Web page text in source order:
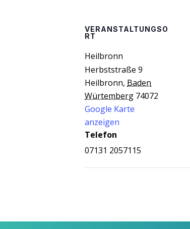
VERANSTALTUNGSO
RT
Heil­bronn
Herbststraße 9
Heilbronn, Baden
Würtemberg 74072
Google Karte
anzeigen
Telefon
07131 2057115